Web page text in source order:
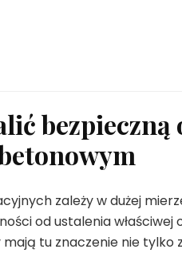
bezpieczną
zależy w dużej
od ustalenia właściwej
tu znaczenie nie tylko